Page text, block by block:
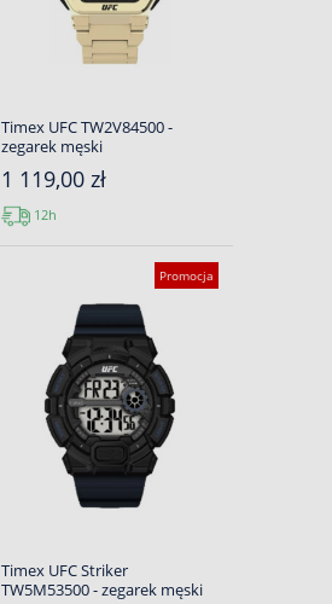
Timex UFC TW2V84500 -
zegarek męski
1 119,00 zł
12h
Promocja
Timex UFC Striker
TW5M53500 - zegarek męski